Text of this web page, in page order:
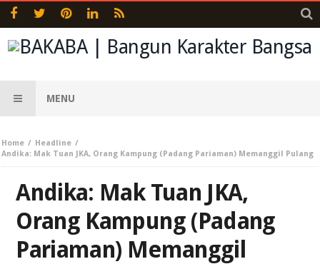
MENU
Home
Headline
Andika: Mak Tuan JKA, Orang Kampung (Padang Pariaman) Memanggil Pulang
Andika: Mak Tuan JKA,
Orang Kampung (Padang
Pariaman) Memanggil